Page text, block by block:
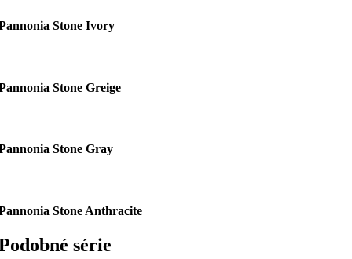
Stone Ivory
Stone Greige
Stone Gray
Stone Anthracite
série